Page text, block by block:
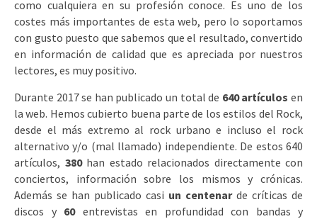
como cualquiera en su profesión conoce. Es uno de los
costes más importantes de esta web, pero lo soportamos
con gusto puesto que sabemos que el resultado, convertido
en información de calidad que es apreciada por nuestros
lectores, es muy positivo.
Durante 2017 se han publicado un total de 640 artículos en
la web. Hemos cubierto buena parte de los estilos del Rock,
desde el más extremo al rock urbano e incluso el rock
alternativo y/o (mal llamado) independiente. De estos 640
artículos, 380han estado relacionados directamente con
conciertos, información sobre los mismos y crónicas.
Además se han publicado casi un centenarde críticas de
discos y 60entrevistas en profundidad con bandas y